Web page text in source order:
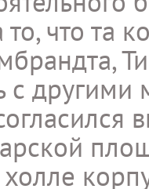
что та
с другими
холле